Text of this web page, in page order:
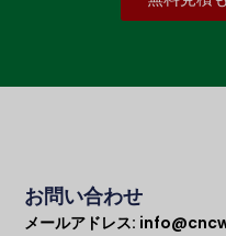
お問い合わせ
メールアドレス: